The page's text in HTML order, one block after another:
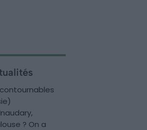
? On a